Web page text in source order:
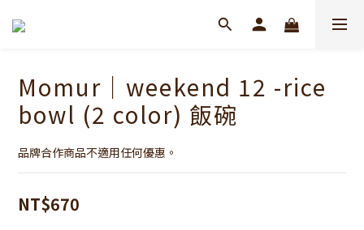
Momur｜weekend 12 -rice
bowl (2 color) 飯碗
品牌合作商品不適用任何優惠。
NT$670